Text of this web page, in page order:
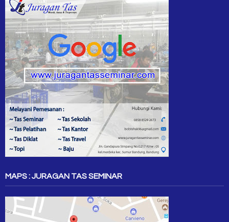
MAPS : JURAGAN TAS SEMINAR